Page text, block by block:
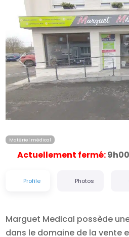
Précédent
Matériel médical
Actuellement fermé:9h00
Profile Photos
Marguet Medical possède
dans le domaine de la vente